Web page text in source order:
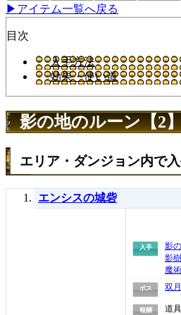
▶アイテム一覧へ戻る
目次
入手方法
効果・使い道
影の地のルーン【2
エリア・ダンジョン内で
エンシスの城砦
入手
影
影
魔
ボス 双
報酬 道